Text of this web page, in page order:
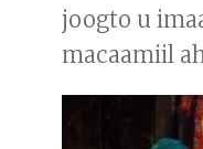
joogto u
macaamiil